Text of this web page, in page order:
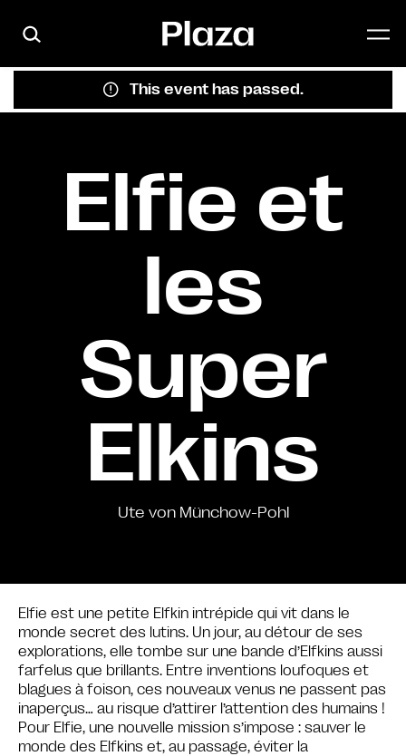
This event has passed.
Elfie et
les
Super
Elkins
Ute von Münchow-Pohl
Elfie est une petite Elfkin intrépide qui vit dans le
monde secret des lutins. Un jour, au détour de ses
explorations, elle tombe sur une bande d’Elfkins aussi
farfelus que brillants. Entre inventions loufoques et
blagues à foison, ces nouveaux venus ne passent pas
inaperçus… au risque d’attirer l’attention des humains !
Pour Elfie, une nouvelle mission s’impose : sauver le
monde des Elfkins et, au passage, éviter la